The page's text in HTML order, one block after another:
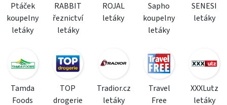
Ptáček
koupelny
letáky
RABBIT
řeznictví
letáky
ROJAL
letáky
Sapho
koupelny
letáky
SENESI
letáky
Tamda
Foods
TOP
drogerie
Tradior.cz
letáky
Travel
Free
XXXLutz
letáky